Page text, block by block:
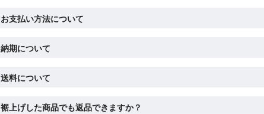
お支払い方法について
納期について
送料について
裾上げした商品でも返品できますか？